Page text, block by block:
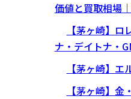
価値と買取相場
【茅ヶ崎】
ナ・デイトナ・
【茅ヶ崎】エ
【茅ヶ崎】